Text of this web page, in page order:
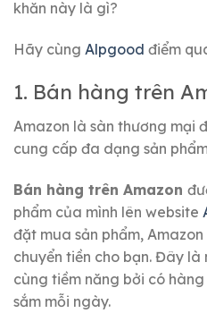
khăn này là gì?
Hãy cùng Alpgood điểm
1. Bán hàng trên
Amazon là sàn thương mại
cung cấp đa dạng sản
Bán hàng trên Amazon
phẩm của mình lên website
đặt mua sản phẩm,
chuyển tiền cho bạn. Đây
cùng tiềm năng bởi có
sắm mỗi ngày.